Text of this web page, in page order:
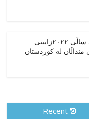
ڕاپۆرت و ئامارەکانی ساڵی ٢٠٢٢زایینی
لە کوردستان
Recent